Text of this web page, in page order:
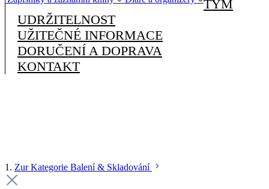
TÝM
UDRŽITELNOST
UŽITEČNÉ INFORMACE
DORUČENÍ A DOPRAVA
KONTAKT
1. Zur Kategorie Balení & Skladování